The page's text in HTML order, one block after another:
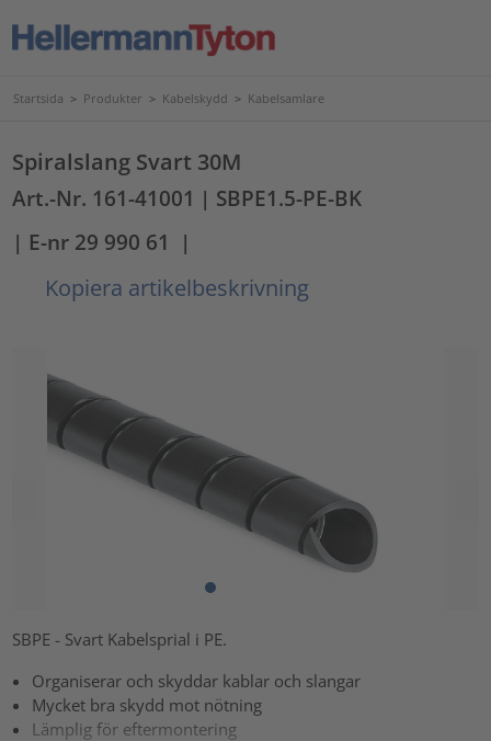
Startsida > Produkter > Kabelskydd > Kabelsamlare
Spiralslang Svart 30M
Art.-Nr. 161-41001 | SBPE1.5-PE-BK
| E-nr 29 990 61
|
Kopiera artikelbeskrivning
SBPE - Svart Kabelsprial i PE.
Organiserar och skyddar kablar och slangar
Mycket bra skydd mot nötning
Lämplig för eftermontering